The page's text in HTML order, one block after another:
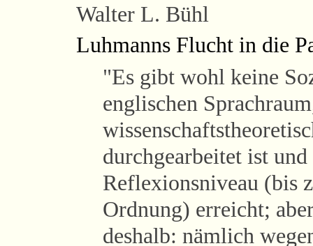
Walter L. Bühl
Luhmanns Flucht in die
"Es gibt wohl keine
englischen
durchgearbeitet ist
Reflexionsniveau (bis
Ordnung) erreicht;
deshalb: nämlich